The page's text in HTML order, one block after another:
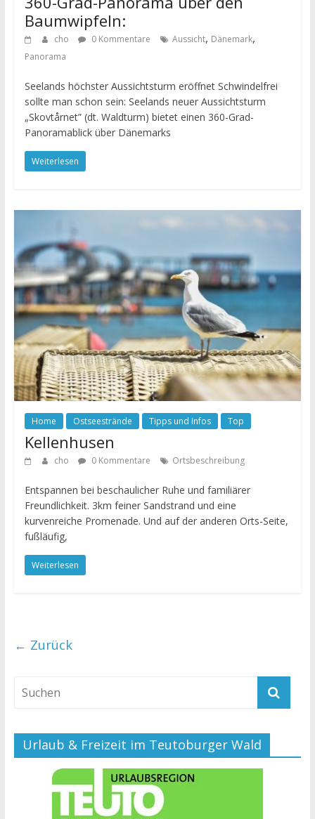
Baumwipfeln:
cho 0 Kommentare Aussicht, Dänemark,
Panorama
Seelands höchster Aussichtsturm eröffnet Schwindelfrei
sollte man schon sein: Seelands neuer Aussichtsturm
„Skovtårnet” (dt. Waldturm) bietet einen 360-Grad-
Panoramablick über Dänemarks
Weiterlesen
Home Ostseestrände Tipps und Infos Top
Kellenhusen
cho 0 Kommentare Ortsbeschreibung
Entspannen bei beschaulicher Ruhe und familiärer
Freundlichkeit. 3km feiner Sandstrand und eine
kurvenreiche Promenade. Und auf der anderen Orts-Seite,
fußläufig,
Weiterlesen
← Zurück
Urlaub & Freizeit im Teutoburger Wald